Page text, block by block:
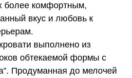
более комфортным,
вкус и любовь к
выполнено из
обтекаемой формы с
Продуманная до мелочей